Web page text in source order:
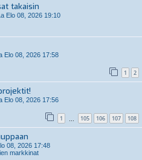
takaisin
Elo 08, 2026 19:10
Elo 08, 2026 17:58
1 2
Elo 08, 2026 17:56
1 105 106 107 108
08, 2026 17:48
markkinat